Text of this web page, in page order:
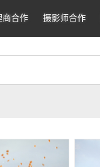
商合作 摄影师合作